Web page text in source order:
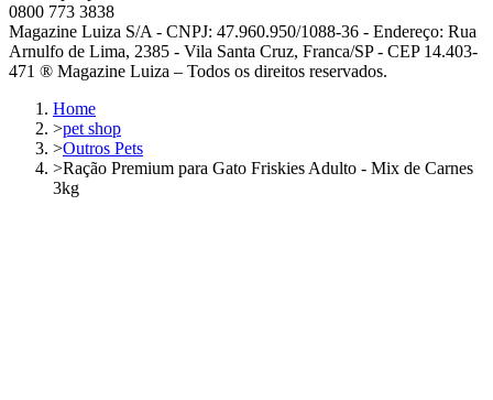
0800 773 3838
Magazine Luiza S/A - CNPJ: 47.960.950/1088-36 - Endereço: Rua
Arnulfo de Lima, 2385 - Vila Santa Cruz, Franca/SP - CEP 14.403-
471 ® Magazine Luiza – Todos os direitos reservados.
Home
>pet shop
>Outros Pets
>Ração Premium para Gato Friskies Adulto - Mix de Carnes
3kg